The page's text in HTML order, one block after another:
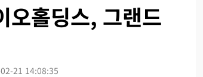
오홀딩스, 그랜드
21 14:08:35